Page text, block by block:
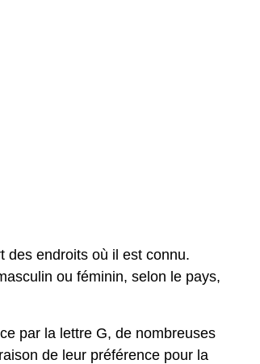
des endroits où il est connu.
ou féminin, selon le pays,
par la lettre G, de nombreuses
de leur préférence pour la